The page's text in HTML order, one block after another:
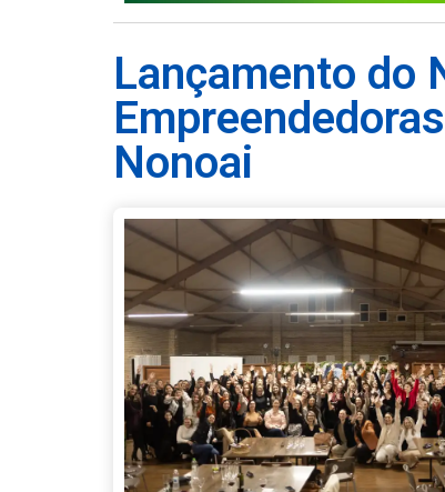
Lançamento do
Nonoai